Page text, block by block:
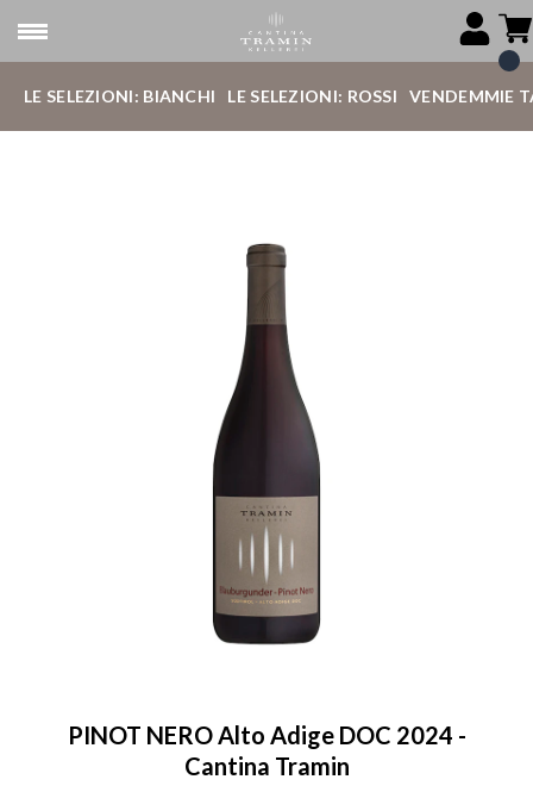
LE SELEZIONI: BIANCHI LE SELEZIONI: ROSSI VENDEMMIE
PINOT NERO Alto Adige DOC 2024 -
Cantina Tramin